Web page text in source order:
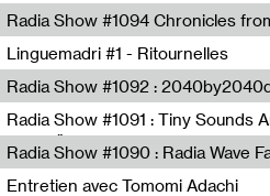
Jérôme Game,Jean-Michel
Reboot.fm
Linguemadri #1 - Ritournelles
Meris Angioletti
Radia Show #1092 :
Diffusion FM
Radia Show #1091 : Tiny Sounds
Radio Študent
Wave Farm
Entretien avec Tomomi Adachi